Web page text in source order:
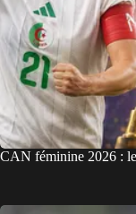
CAN féminine 2026 :